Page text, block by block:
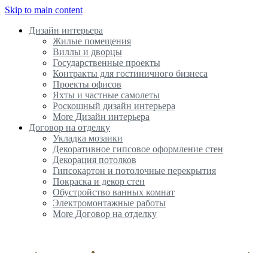
Skip to main content
Дизайн интерьера
Жилые помещения
Виллы и дворцы
Государственные проекты
Контракты для гостиничного бизнеса
Проекты офисов
Яхты и частные самолеты
Роскошный дизайн интерьера
More Дизайн интерьера
Договор на отделку
Укладка мозаики
Декоративное гипсовое оформление стен
Декорация потолков
Гипсокартон и потолочные перекрытия
Покраска и декор стен
Обустройство ванных комнат
Электромонтажные работы
More Договор на отделку